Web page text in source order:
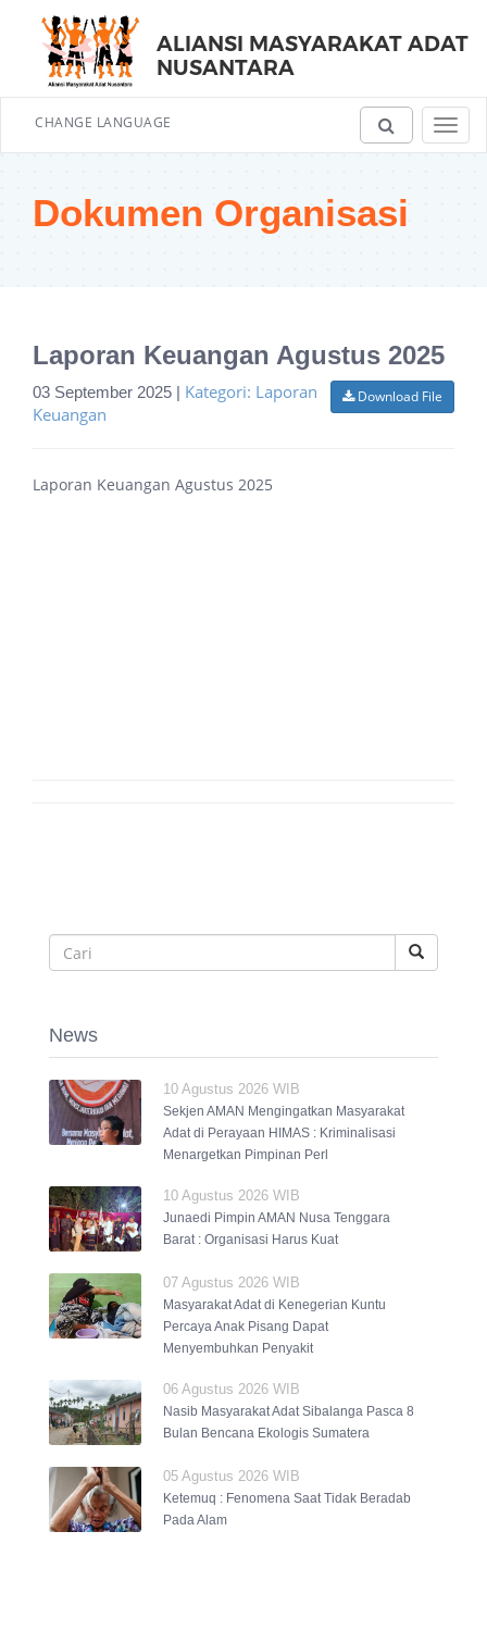
ALIANSI MASYARAKAT ADAT
NUSANTARA
CHANGE LANGUAGE
Dokumen Organisasi
Laporan Keuangan Agustus 2025
Download File
03 September 2025 | Kategori: Laporan
Keuangan
Laporan Keuangan Agustus 2025
News
10 Agustus 2026 WIB
Sekjen AMAN Mengingatkan Masyarakat
Adat di Perayaan HIMAS : Kriminalisasi
Menargetkan Pimpinan Perl
10 Agustus 2026 WIB
Junaedi Pimpin AMAN Nusa Tenggara
Barat : Organisasi Harus Kuat
07 Agustus 2026 WIB
Masyarakat Adat di Kenegerian Kuntu
Percaya Anak Pisang Dapat
Menyembuhkan Penyakit
06 Agustus 2026 WIB
Nasib Masyarakat Adat Sibalanga Pasca 8
Bulan Bencana Ekologis Sumatera
05 Agustus 2026 WIB
Ketemuq : Fenomena Saat Tidak Beradab
Pada Alam